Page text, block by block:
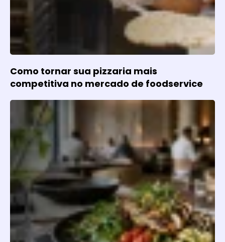
Como tornar sua pizzaria mais
competitiva no mercado de foodservice